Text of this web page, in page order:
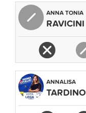
ANNA TONIA
RAVICINI
ANNALISA
TARDINO